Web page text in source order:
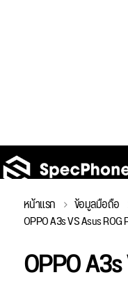
หน้าแรก ข้อมูลมือถือ
OPPO A3s VS Asus ROG
OPPO